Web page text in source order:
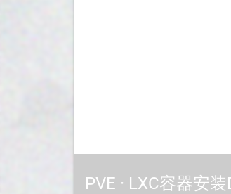
PVE · LXC容器安